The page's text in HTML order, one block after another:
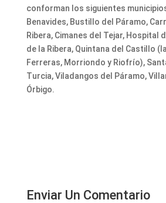
conforman los siguientes
Benavides, Bustillo del Páramo,
Ribera, Cimanes del Tejar, Hospital
de la Ribera, Quintana del Castillo
Ferreras, Morriondo y Riofrío),
Turcia, Viladangos del Páramo,
Órbigo.
Enviar Un Comentario